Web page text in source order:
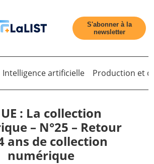
S'abonner à la
newsletter
Intelligence artificielle Production et
: La collection
– N°25 – Retour
ans de collection
numérique